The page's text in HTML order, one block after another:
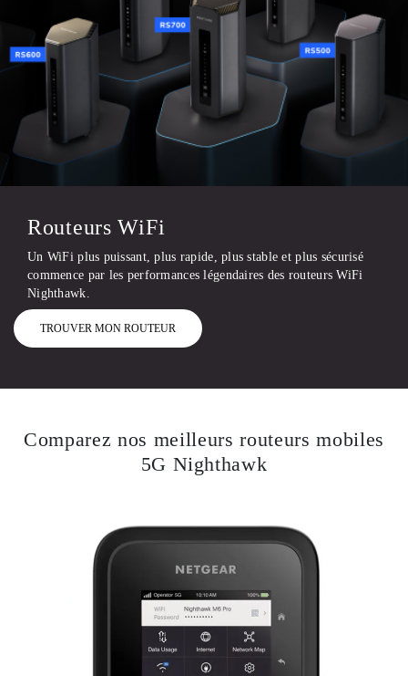
Routeurs WiFi
Un WiFi plus puissant, plus rapide, plus stable et plus sécurisé
commence par les performances légendaires des routeurs WiFi
Nighthawk.
TROUVER MON ROUTEUR
Comparez nos meilleurs routeurs mobiles
5G Nighthawk